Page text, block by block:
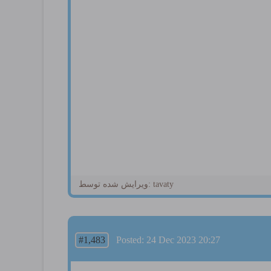
ویرایش شده توسط: tavaty
#1,483 Posted: 24 Dec 2023 20:27